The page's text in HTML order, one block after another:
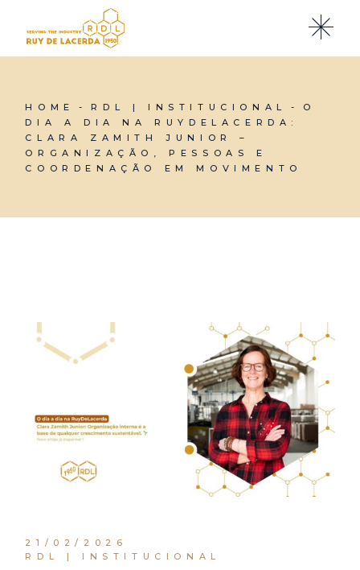
HOME RDL | INSTITUCIONAL
O
DIA A DIA NA RUYDELACERDA:
CLARA ZAMITH JUNIOR –
ORGANIZAÇÃO, PESSOAS E
COORDENAÇÃO EM MOVIMENTO
21/02/2026
RDL | INSTITUCIONAL